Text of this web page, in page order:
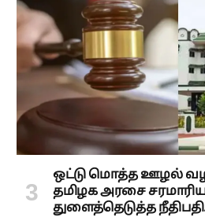
ஒட்டு மொத்த ஊழல்
தமிழக அரசை
துளைத்தெடுத்த